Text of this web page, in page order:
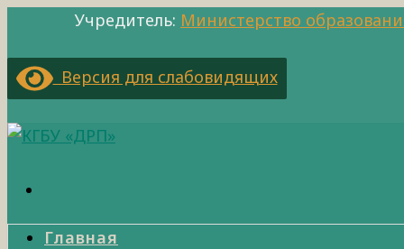
Учредитель: Министерство
Версия для слабовидящих
Главная